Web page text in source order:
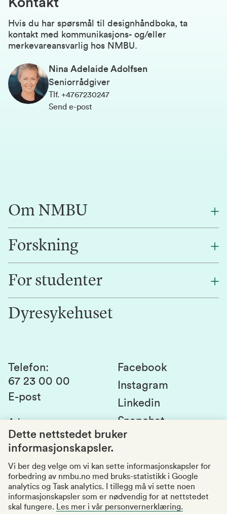
Hvis du har spørsmål til designhåndboka, ta
kontakt med kommunikasjons- og/eller
merkevareansvarlig hos NMBU.
Nina Adelaide Adolfsen
Seniorrådgiver
Tlf. +4767230247
Send e-post
Om NMBU
Om oss
Alumni
Kontakt oss
Forskning
Forskning
Innovasjon
For studenter
Studentlivet
Studier og emner
Studenttinget
Si fra om avvik
Kvalitet i utdanningen
Dyresykehuset
Telefon:
67 23 00 00
E-post
Adresse:
Postboks 5003
1432 Ås
Organisasjonsnummer
969159570
Besøksadresser
Facebook
Instagram
Linkedin
Snapchat
Tilgjengelighetserklæring
Dette nettstedet bruker
informasjonskapsler.
Vi ber deg velge om vi kan sette informasjonskapsler for
forbedring av nmbu.no med bruks-statistikk i Google
analytics og Task analytics. I tillegg må vi sette noen
informasjonskapsler som er nødvendig for at nettstedet
skal fungere.
Les mer i vår personvernerklæring.